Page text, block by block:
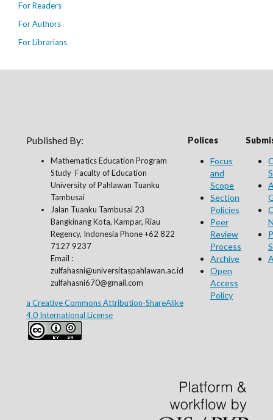
For Readers
For Authors
For Librarians
Published By:
Mathematics Education Program
Study Faculty of Education
University of Pahlawan Tuanku
Tambusai
Jalan Tuanku Tambusai 23
Bangkinang Kota, Kampar, Riau
Regency, Indonesia Phone +62 822
7127 9237
Email :
zulfahasni@universitaspahlawan.ac.id
zulfahasni670@gmail.com
a Creative Commons Attribution-ShareAlike
4.0 International License
Polices
Focus
and
Scope
Section
Policies
Peer
Review
Process
Archive
Open
Access
Policy